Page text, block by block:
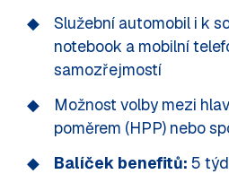
Služební automobil i k
notebook a mobilní
samozřejmostí
Možnost volby mezi
poměrem (HPP) nebo
Balíček benefitů: 5